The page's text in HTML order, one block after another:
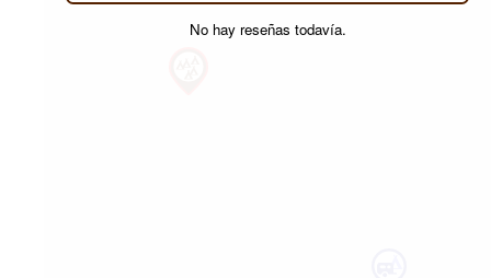
No hay reseñas todavía.